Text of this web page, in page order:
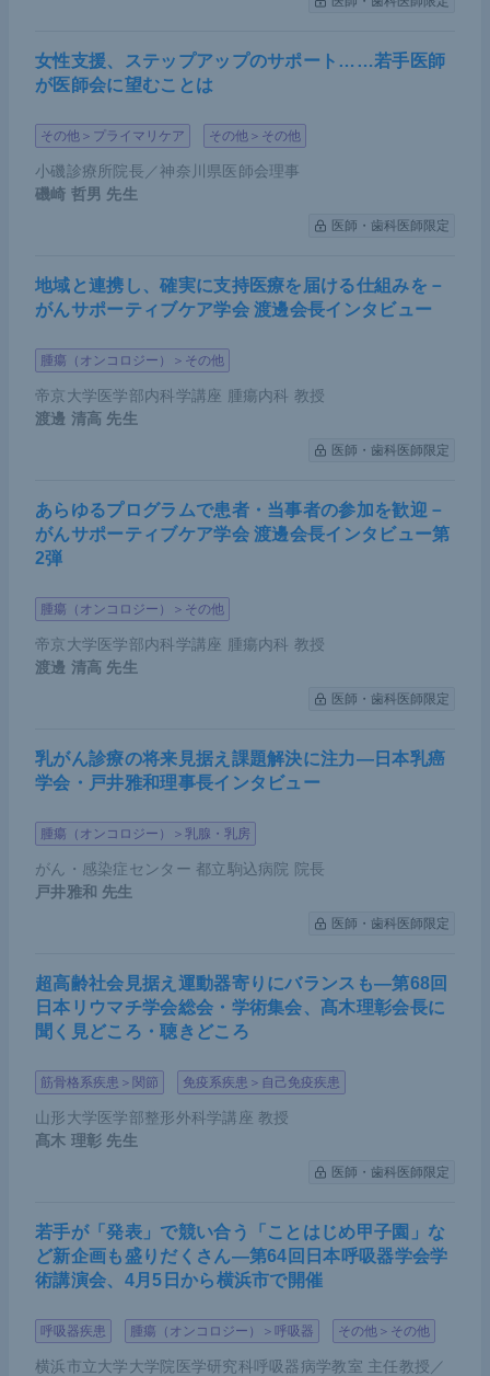
ス-宿主キメラDNA（virus-host chimera DNA, vh-
たところ、43名（98%）で検出され、その量は腫
瘍径との相関を認めた。
術後2ヶ月で血漿vh-DNAが陽性だった患者群では
90%（9/10）で1年以内の再発を認めたのに対
た。
h-DNAを認め、同一クローンに由来する癌と考え
られた。
以上より、vh-DNAはHBV関連肝癌における新たな
腫瘍検出マーカーとして有望であると考えられる。
良い指標ともなり得る。
議論・解釈
非腫瘍部におけるゲノム組み込みを拾い上げてし
しかった。
今後、被験者数を増やして、vh-DNAの中でも予
後や再発率と直結するものが同定できれば、より
簡便な腫瘍検出マーカーとなり得る。
HBV関連肝癌という限られた集団にしか適用でき
ない手法であり、現時点では広く適応される研究
他のウイルス（ヒトパピローマウイルスなど）に
もコンセプトは応用可能であり、今後の研究発展
が期待される。
論文からの学び
近年注目されているリキッドバイオプシーの新たな
と既知（HBVゲノム組み込み）とを組み合わせて、
新たな手法を生み出すという意欲的な姿勢に感銘を
みならず、このような疾患ごとに個別化したリキッ
ドバイオプシー技術が発展してくることが見込まれ
女性支援、ステップアップのサポート……若手医師
が医師会に望むことは
その他＞プライマリケア その他＞その他
小磯診療所院長／神奈川県医師会理事
磯崎 哲男 先生
医師・歯科医師限定
地域と連携し、確実に支持医療を届ける仕組みを－
がんサポーティブケア学会 渡邊会長インタビュー
腫瘍（オンコロジー）＞その他
帝京大学医学部内科学講座 腫瘍内科 教授
渡邊 清高 先生
医師・歯科医師限定
あらゆるプログラムで患者・当事者の参加を歓迎－
がんサポーティブケア学会 渡邊会長インタビュー第
2弾
腫瘍（オンコロジー）＞その他
帝京大学医学部内科学講座 腫瘍内科 教授
渡邊 清高 先生
医師・歯科医師限定
乳がん診療の将来見据え課題解決に注力―日本乳癌
学会・戸井雅和理事長インタビュー
腫瘍（オンコロジー）＞乳腺・乳房
がん・感染症センター 都立駒込病院 院長
戸井雅和 先生
医師・歯科医師限定
超高齢社会見据え運動器寄りにバランスも―第68回
日本リウマチ学会総会・学術集会、髙木理彰会長に
聞く見どころ・聴きどころ
筋骨格系疾患＞関節 免疫系疾患＞自己免疫疾患
山形大学医学部整形外科学講座 教授
髙木 理彰 先生
医師・歯科医師限定
若手が「発表」で競い合う「ことはじめ甲子園」な
ど新企画も盛りだくさん―第64回日本呼吸器学会学
術講演会、4月5日から横浜市で開催
呼吸器疾患 腫瘍（オンコロジー）＞呼吸器 その他＞その他
横浜市立大学大学院医学研究科呼吸器病学教室 主任教授／